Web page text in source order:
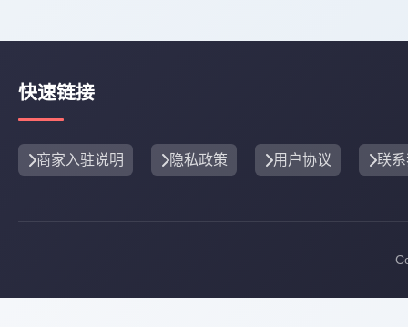
快速链接
商家入驻说明 隐私政策 用户协议 联